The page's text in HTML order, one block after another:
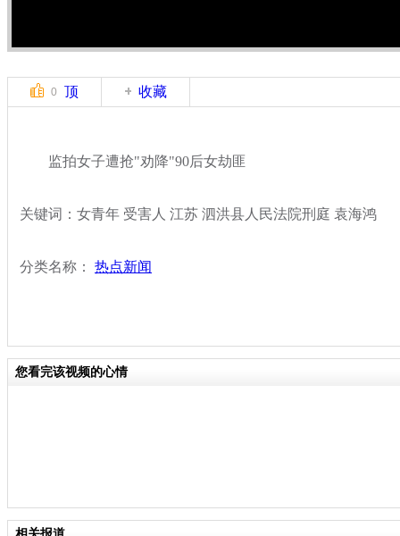
0 顶 收藏
监拍女子遭抢"劝降"90后女劫匪
关键词：女青年 受害人 江苏 泗洪县人民法院刑庭 袁海鸿
分类名称： 热点新闻
您看完该视频的心情